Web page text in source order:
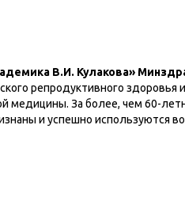
В.И. Кулакова»
репродуктивного здоровья
медицины. За более, чем 60-
и успешно используются во